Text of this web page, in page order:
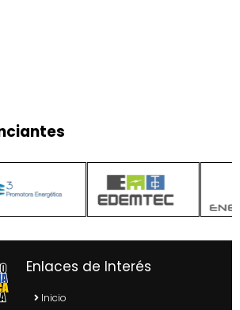
Enlaces de Interés
Inicio